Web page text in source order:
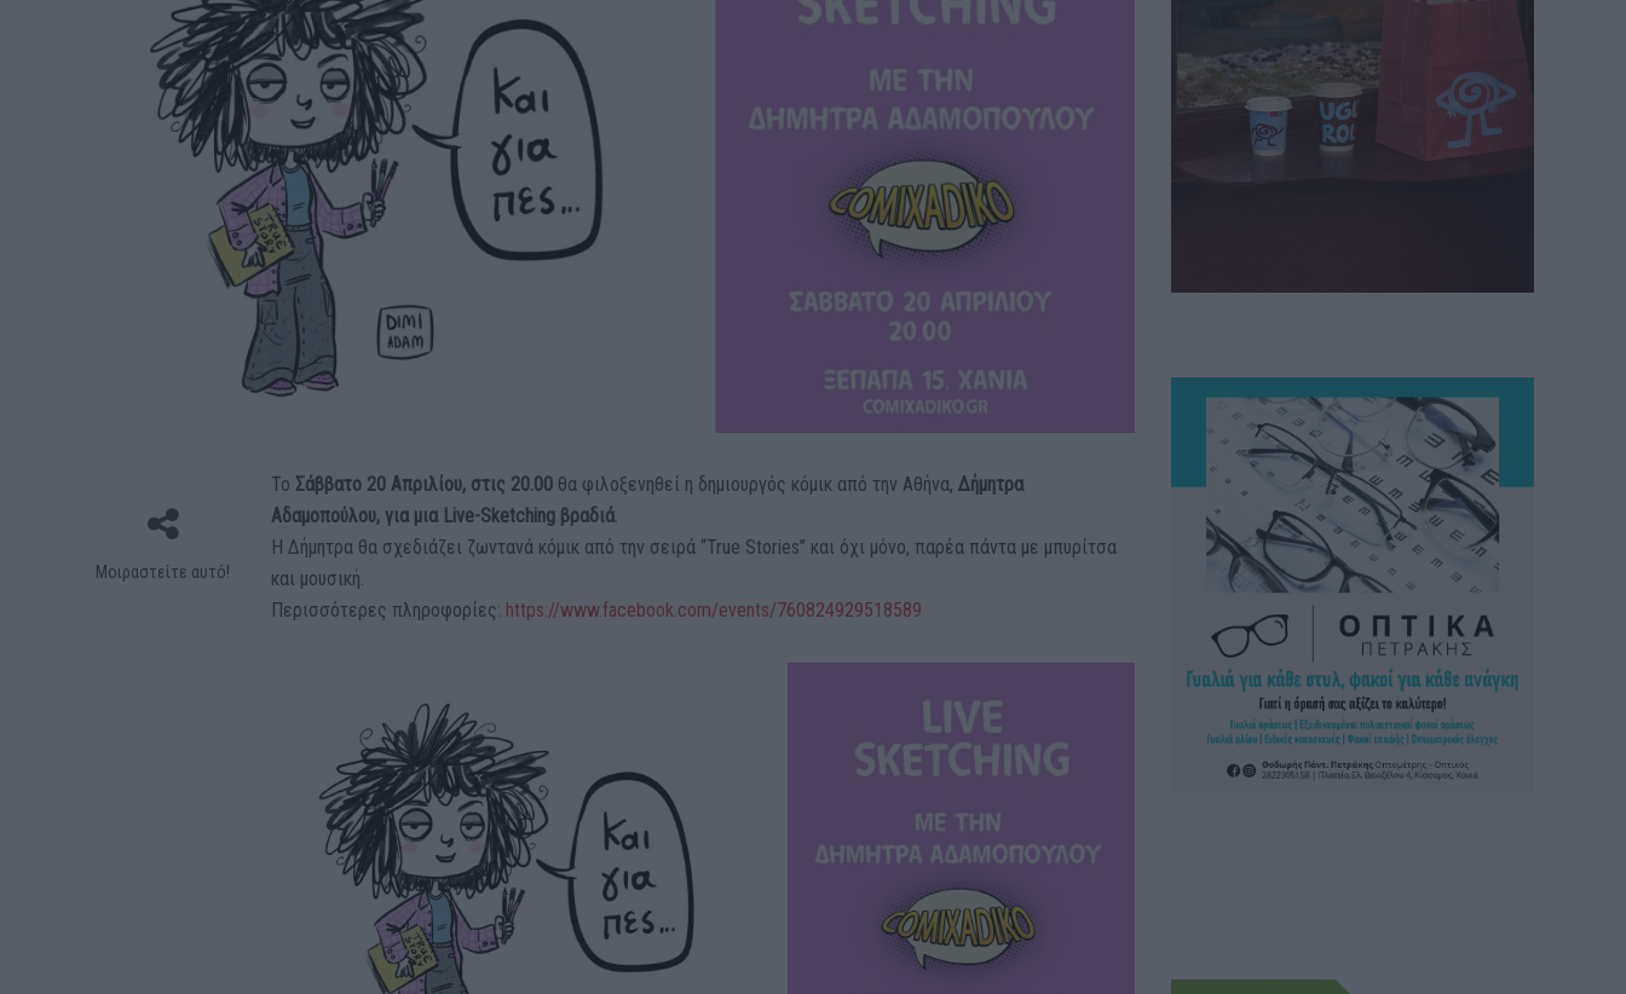
Μοιραστείτε αυτό!
Το Σάββατο 20 Απριλίου, στις 20.00 θα φιλοξενηθεί η δημιουργός κόμικ από την Αθήνα,Δήμητρα
Αδαμοπούλου, για μια Live-Sketching βραδιά.
Η Δήμητρα θα σχεδιάζει ζωντανά κόμικ από την σειρά “True Stories” και όχι μόνο, παρέα πάντα με μπυρίτσα
και μουσική.
Περισσότερες πληροφορίες: https://www.facebook.com/events/760824929518589